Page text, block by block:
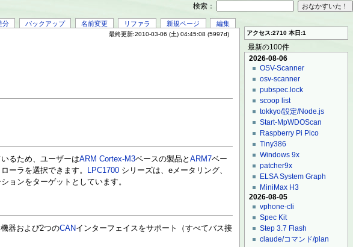
分 バックアップ 名前変更 リファラ 新規ページ 編集
最終更新:2010-03-06 (土) 04:45:08 (5997d)
るため、ユーザーはARM Cortex-M3ベースの製品とARM7ベー
ーラを選択できます。
LPC1700 シリーズは、eメータリング、
ョンをターゲットとしています。
器および2つのCANインターフェイスをサポート（すべてバス接
アクセス:2710 本日:1
最新の100件
2026-08-06
OSV-Scanner
osv-scanner
pubspec.lock
scoop list
tokkyo/設定/Node.js
Start-MpWDOScan
Raspberry Pi Pico
Tiny386
Windows 9x
patcher9x
ELSA System Graph
MiniMax H3
2026-08-05
vphone-cli
Spec Kit
Step 3.7 Flash
claude/コマンド/plan
検索：